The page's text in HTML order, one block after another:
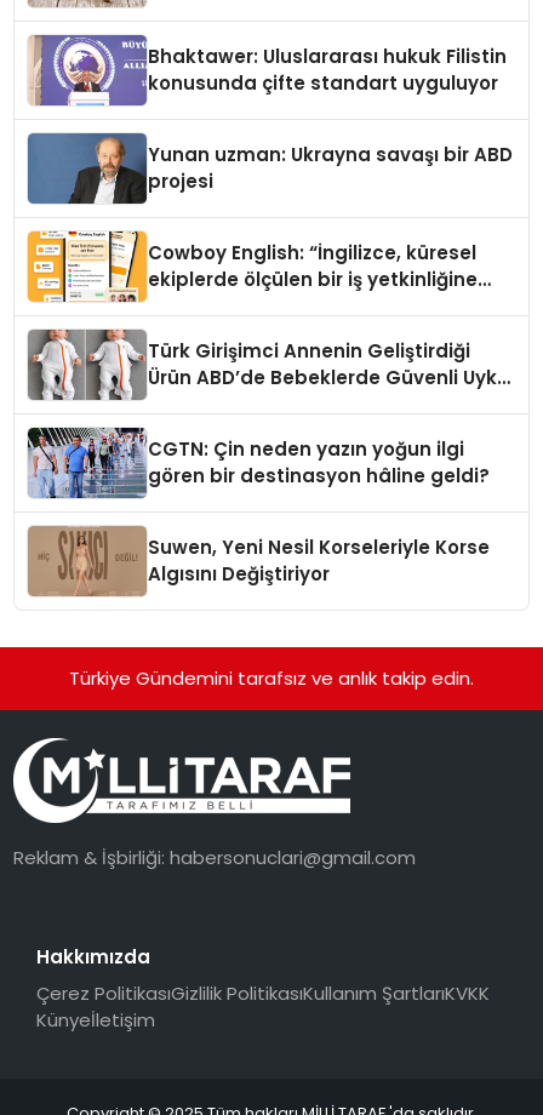
Bhaktawer: Uluslararası hukuk Filistin
konusunda çifte standart uyguluyor
Yunan uzman: Ukrayna savaşı bir ABD
projesi
Cowboy English: “İngilizce, küresel
ekiplerde ölçülen bir iş yetkinliğine
Türk Girişimci Annenin Geliştirdiği
Ürün ABD’de Bebeklerde Güvenli Uyku
CGTN: Çin neden yazın yoğun ilgi
gören bir destinasyon hâline geldi?
Suwen, Yeni Nesil Korseleriyle Korse
Algısını Değiştiriyor
Türkiye Gündemini tarafsız ve anlık takip edin.
Reklam & İşbirliği:habersonuclari@gmail.com
Hakkımızda
Çerez PolitikasıGizlilik PolitikasıKullanım ŞartlarıKVKK
Künyeİletişim